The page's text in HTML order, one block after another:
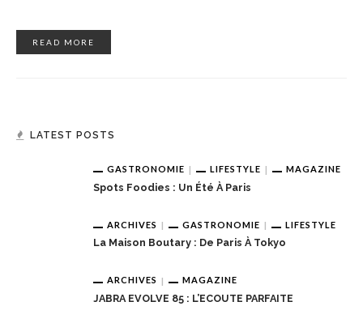
READ MORE
LATEST POSTS
GASTRONOMIE LIFESTYLE MAGAZINE
Spots Foodies : Un Été À Paris
ARCHIVES GASTRONOMIE LIFESTYLE
La Maison Boutary : De Paris À Tokyo
ARCHIVES MAGAZINE
JABRA EVOLVE 85 : L’ECOUTE PARFAITE